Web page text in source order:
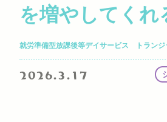
を増やしてくれ
就労準備型放課後等デイサービス トランジ
2026.3.17